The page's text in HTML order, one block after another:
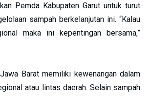
Pemda Kabupaten Garut untuk turut
sampah berkelanjutan ini. “Kalau
maka ini kepentingan bersama,”
Barat memiliki kewenangan dalam
atau lintas daerah. Selain sampah